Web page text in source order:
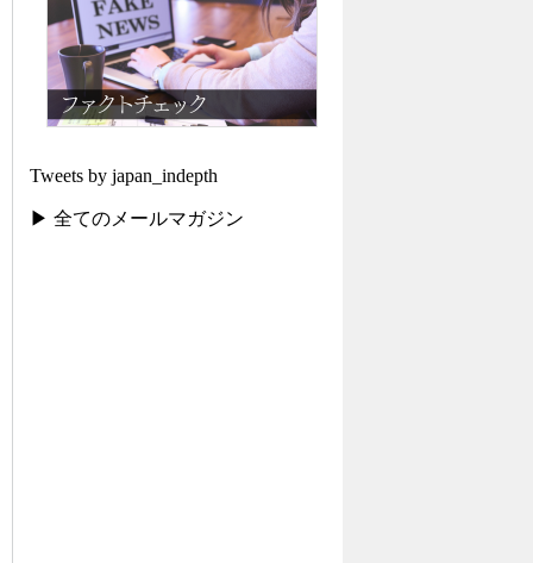
Tweets by japan_indepth
▶ 全てのメールマガジン